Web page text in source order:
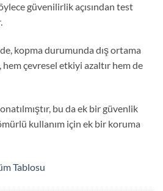
güvenilirlik açısından test
kopma durumunda dış ortama
hem çevresel etkiyi azaltır hem de
bu da ek bir güvenlik
kullanım için ek bir koruma
Tablosu